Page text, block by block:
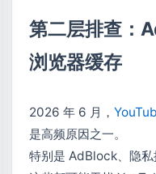
第二层排查：
浏览器缓存
2026 年 6 月，
是高频原因之一。
特别是 AdBlock、隐私